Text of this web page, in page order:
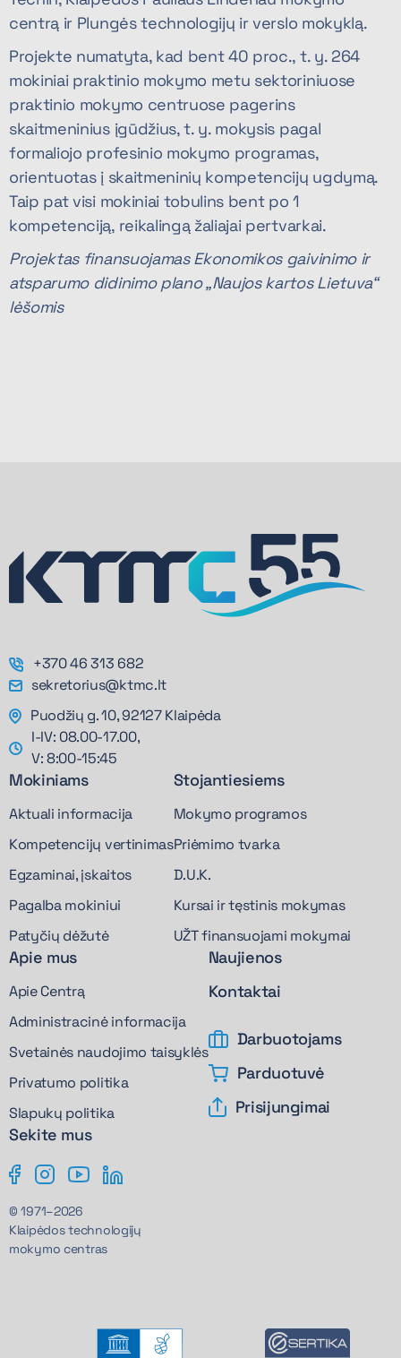
centrą ir Plungės technologijų ir verslo mokyklą.
Projekte numatyta, kad bent 40 proc., t. y. 264
mokiniai praktinio mokymo metu sektoriniuose
praktinio mokymo centruose pagerins
skaitmeninius įgūdžius, t. y. mokysis pagal
formaliojo profesinio mokymo programas,
orientuotas į skaitmeninių kompetencijų ugdymą.
Taip pat visi mokiniai tobulins bent po 1
kompetenciją, reikalingą žaliajai pertvarkai.
Projektas finansuojamas Ekonomikos gaivinimo ir
atsparumo didinimo plano „Naujos kartos Lietuva“
lėšomis
+370 46 313 682
sekretorius@ktmc.lt
Puodžių g. 10, 92127 Klaipėda
I-IV: 08.00-17.00,
V: 8:00-15:45
Mokiniams
Aktuali informacija
Kompetencijų vertinimas
Egzaminai, įskaitos
Pagalba mokiniui
Patyčių dėžutė
Stojantiesiems
Mokymo programos
Priėmimo tvarka
D.U.K.
Kursai ir tęstinis mokymas
UŽT finansuojami mokymai
Apie mus
Apie Centrą
Administracinė informacija
Svetainės naudojimo taisyklės
Privatumo politika
Slapukų politika
Naujienos
Kontaktai
Darbuotojams
Parduotuvė
Prisijungimai
Sekite mus
© 1971–2026
Klaipėdos technologijų
mokymo centras